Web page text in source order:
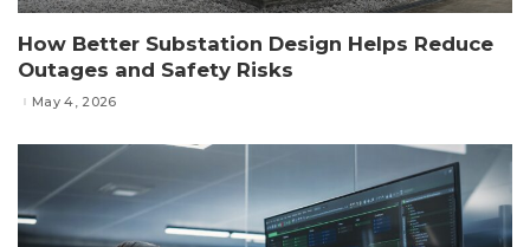
How Better Substation Design Helps Reduce
Outages and Safety Risks
May 4, 2026